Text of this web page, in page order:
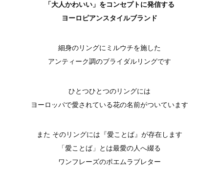
「大人かわいい」をコンセプトに発信する
ヨーロピアンスタイルブランド
細身のリングにミルウチを施した
アンティーク調のブライダルリングです
ひとつひとつのリングには
ヨーロッパで愛されている花の名前がついています
また そのリングには『愛ことば』が存在します
「愛ことば」とは最愛の人へ綴る
ワンフレーズのポエムラブレター